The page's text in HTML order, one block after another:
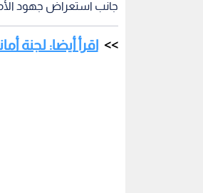
جانب استعراض جهود
اقرأ أيضا: لجنة